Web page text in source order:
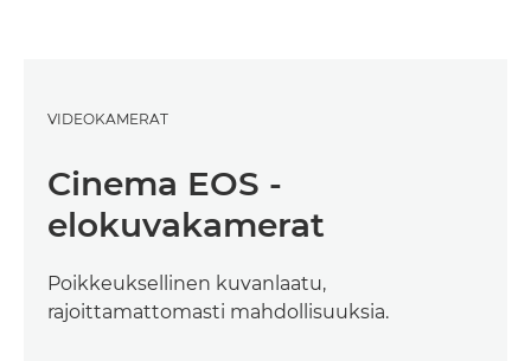
VIDEOKAMERAT
Cinema EOS -
elokuvakamerat
Poikkeuksellinen kuvanlaatu,
rajoittamattomasti mahdollisuuksia.